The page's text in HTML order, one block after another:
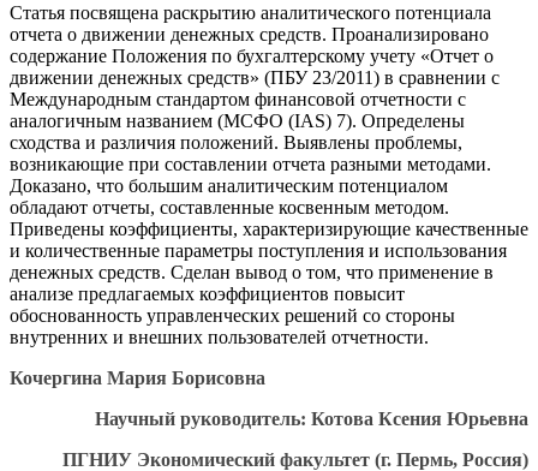
Статья посвящена раскрытию аналитического потенциала
отчета о движении денежных средств. Проанализировано
содержание Положения по бухгалтерскому учету «Отчет о
движении денежных средств» (ПБУ 23/2011) в сравнении с
Международным стандартом финансовой отчетности с
аналогичным названием (МСФО (IAS) 7). Определены
сходства и различия положений. Выявлены проблемы,
возникающие при составлении отчета разными методами.
Доказано, что большим аналитическим потенциалом
обладают отчеты, составленные косвенным методом.
Приведены коэффициенты, характеризирующие качественные
и количественные параметры поступления и использования
денежных средств. Сделан вывод о том, что применение в
анализе предлагаемых коэффициентов повысит
обоснованность управленческих решений со стороны
внутренних и внешних пользователей отчетности.
Кочергина Мария Борисовна
Научный руководитель: Котова Ксения Юрьевна
ПГНИУ Экономический факультет (г. Пермь, Россия)